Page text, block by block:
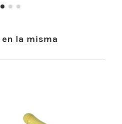
la misma